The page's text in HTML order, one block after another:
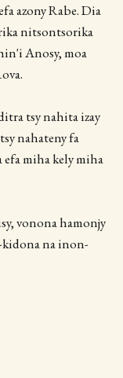
azony Rabe. Dia
nitsontsorika
Anosy, moa
tsy nahita izay
nahateny fa
miha kely miha
vonona hamonjy
kidona na inon-